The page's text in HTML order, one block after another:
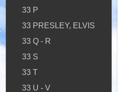
33 P
33 PRESLEY, ELVIS
33 Q - R
33 S
33 T
33 U - V